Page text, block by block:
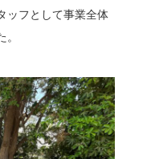
ッフとして事業全体
。